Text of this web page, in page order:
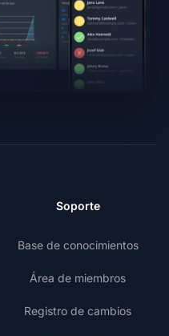
Soporte
Base de conocimientos
Área de miembros
Registro de cambios